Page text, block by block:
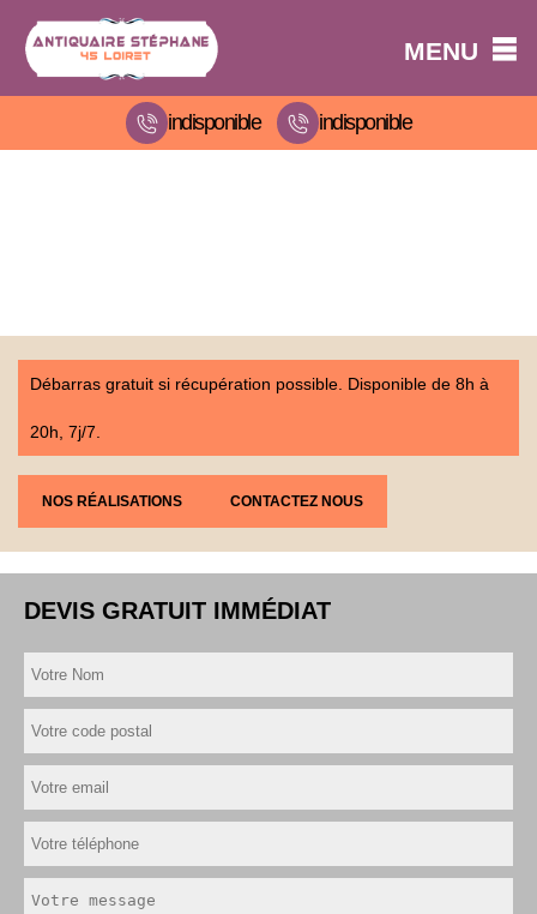
MENU
indisponible indisponible
Débarras gratuit si récupération possible. Disponible de 8h à
20h, 7j/7.
NOS RÉALISATIONS CONTACTEZ NOUS
DEVIS GRATUIT IMMÉDIAT